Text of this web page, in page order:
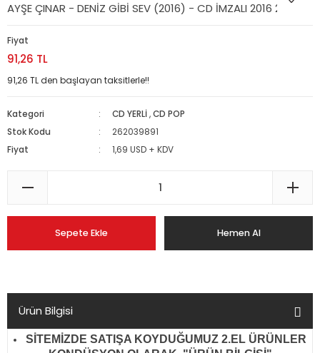
AYŞE ÇINAR - DENİZ GİBİ SEV (2016) - CD İMZALI 2016 2.EL
Fiyat
91,26 TL
91,26 TL den başlayan taksitlerle!!
Kategori CD YERLİ ,CD POP
Stok Kodu
262039891
Fiyat
1,69 USD + KDV
Sepete Ekle Hemen Al
Ürün Bilgisi
SİTEMİZDE SATIŞA KOYDUĞUMUZ 2.EL ÜRÜNLER